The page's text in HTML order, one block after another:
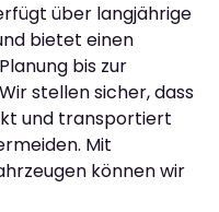
über langjährige
bietet einen
bis zur
stellen sicher, dass
und transportiert
Mit
können wir